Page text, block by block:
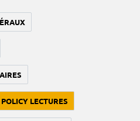
POLICY LECTURES